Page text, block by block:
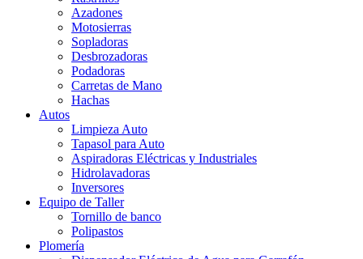
Azadones
Motosierras
Sopladoras
Desbrozadoras
Podadoras
Carretas de Mano
Hachas
Autos
Limpieza Auto
Tapasol para Auto
Aspiradoras Eléctricas y Industriales
Hidrolavadoras
Inversores
Equipo de Taller
Tornillo de banco
Polipastos
Plomería